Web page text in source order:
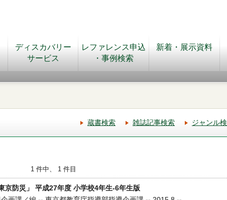
ディスカバリー
サービス
レファレンス申込
・事例検索
新着・展示資料
蔵書検索 雑誌記事検索 ジャンル
1 件中、 1 件目
京防災」 平成27年度 小学校4年生-6年生版